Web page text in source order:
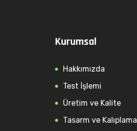
Kurumsal
Hakkımızda
Test İşlemi
Üretim ve Kalite
Tasarm ve Kalıplama